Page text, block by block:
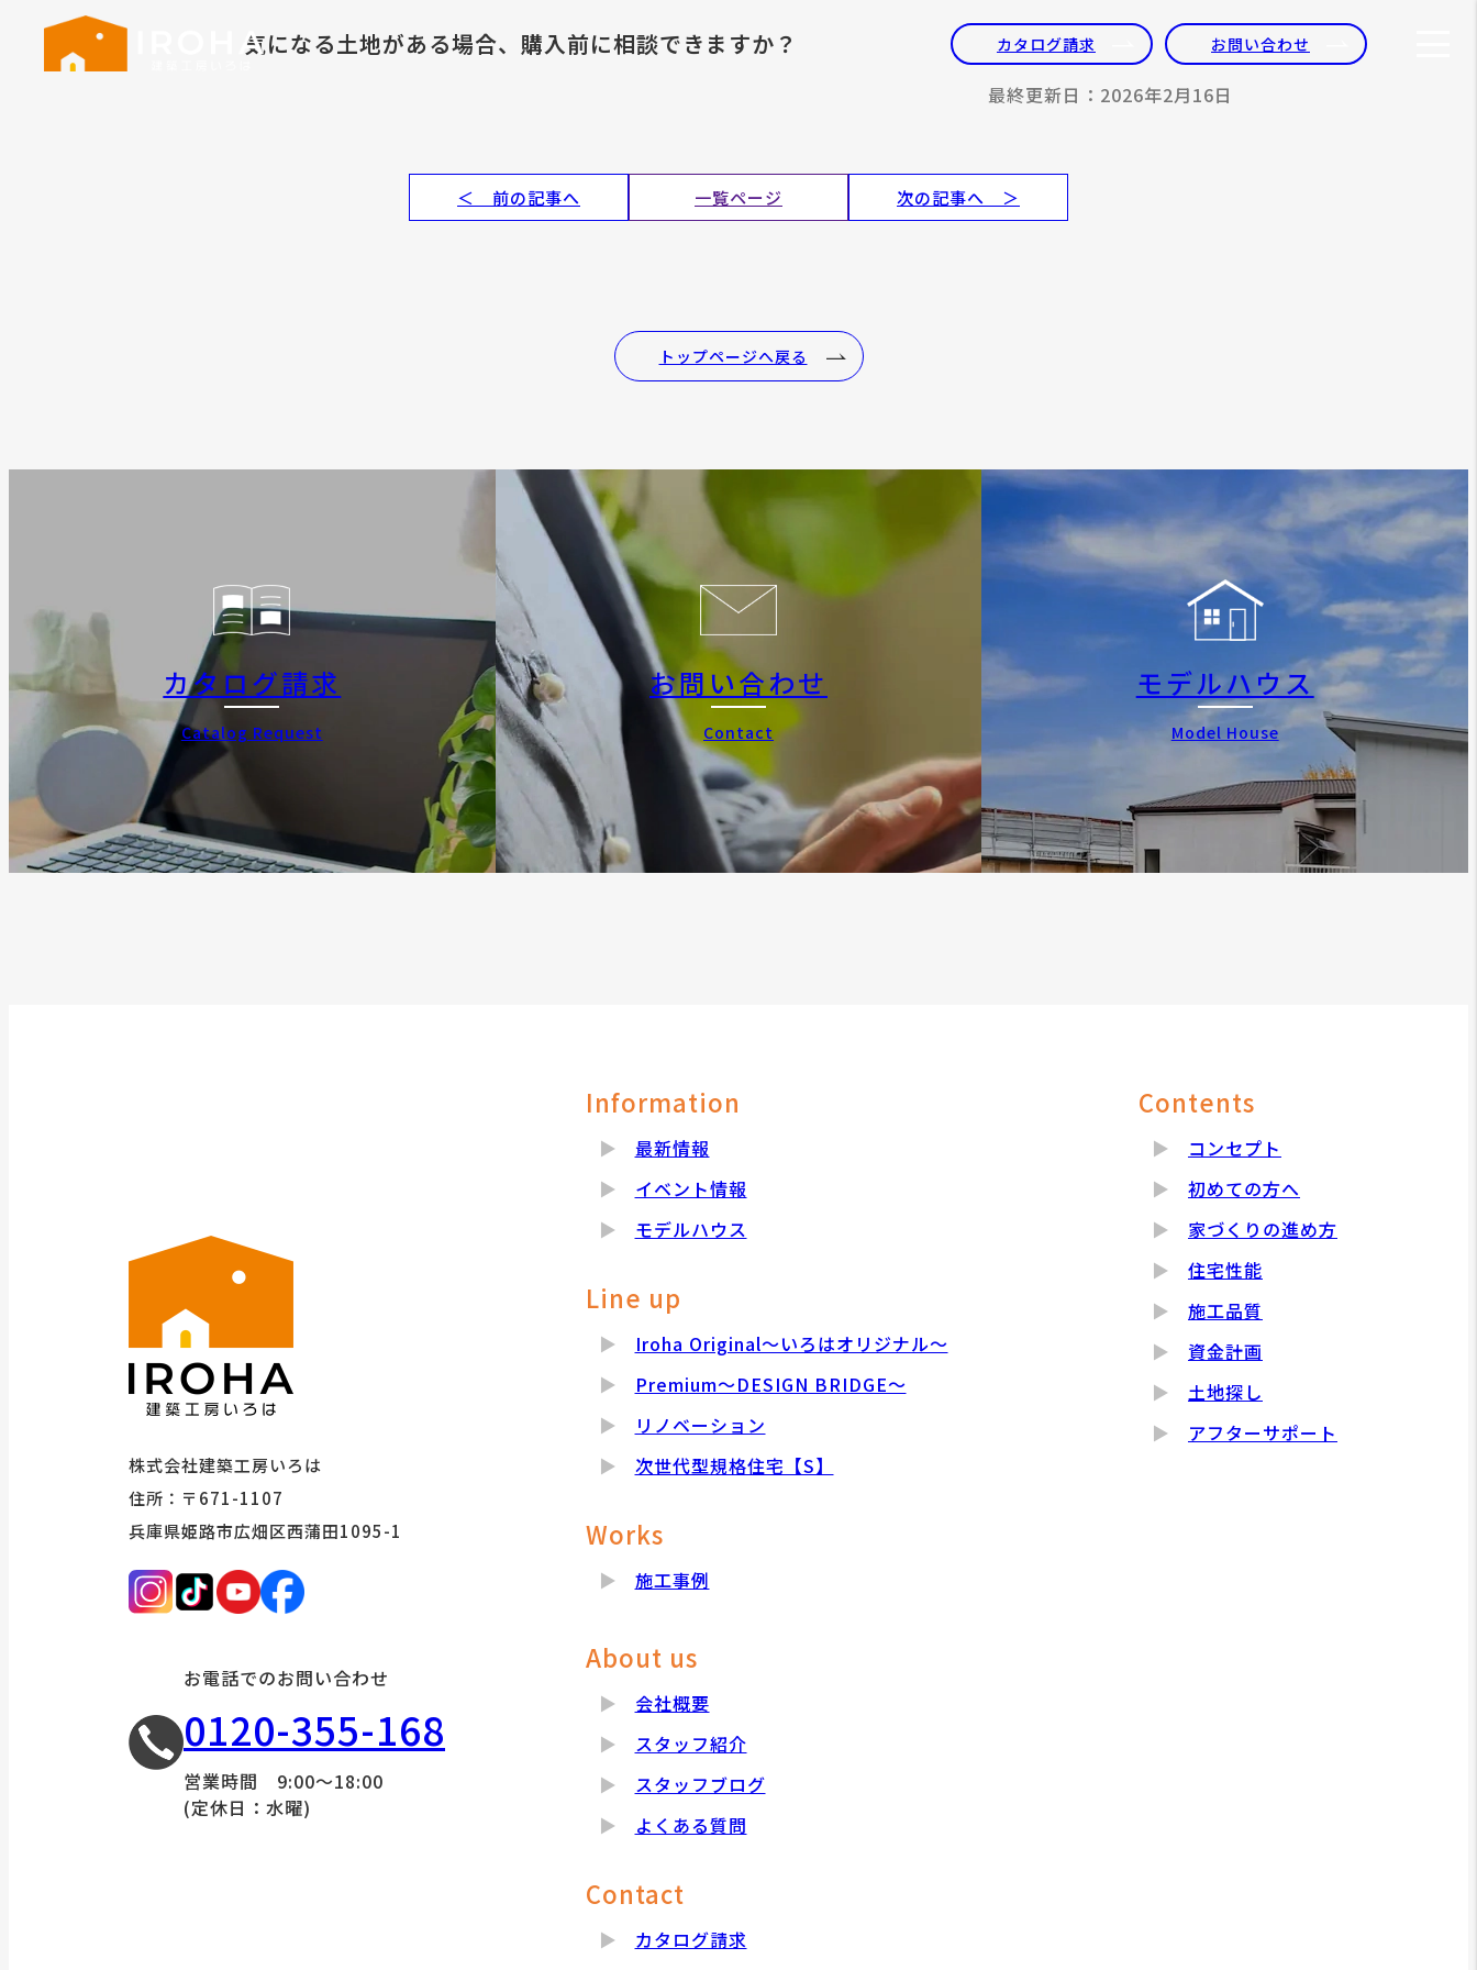
カタログ請求 お問い合わせ
気になる土地がある場合、購入前に相談できますか？
最終更新日：2026年2月16日
＜ 前の記事へ 一覧ページ 次の記事へ ＞
トップページへ戻る
カタログ請求
Catalog Request
お問い合わせ
Contact
モデルハウス
Model House
株式会社建築工房いろは
住所：〒671-1107
兵庫県姫路市広畑区西蒲田1095-1
お電話でのお問い合わせ
0120-355-168
営業時間 9:00～18:00
(定休日：水曜)
Information
最新情報
イベント情報
モデルハウス
Line up
Iroha Original～いろはオリジナル～
Premium～DESIGN BRIDGE～
リノベーション
次世代型規格住宅【S】
Works
施工事例
Contents
コンセプト
初めての方へ
家づくりの進め方
住宅性能
施工品質
資金計画
土地探し
アフターサポート
About us
会社概要
スタッフ紹介
スタッフブログ
よくある質問
Contact
カタログ請求